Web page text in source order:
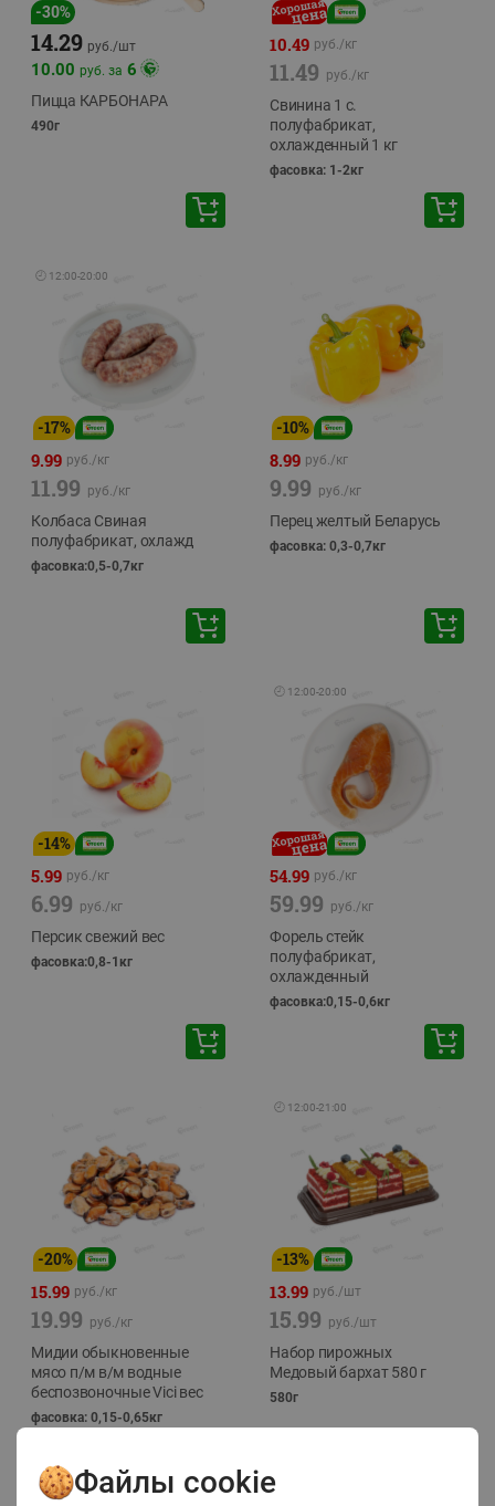
-30%
14.29 руб./шт
10.00 руб. за 6
Пицца КАРБОНАРА
490г
10.49 руб./кг
11.49 руб./кг
Свинина 1 с.
полуфабрикат,
охлажденный 1 кг
фасовка: 1-2кг
🕘 12:00-20:00
-17%
9.99 руб./кг
11.99 руб./кг
Колбаса Свиная
полуфабрикат, охлажд
фасовка:0,5-0,7кг
-10%
8.99 руб./кг
9.99 руб./кг
Перец желтый Беларусь
фасовка: 0,3-0,7кг
-14%
5.99 руб./кг
6.99 руб./кг
Персик свежий вес
фасовка:0,8-1кг
🕘 12:00-20:00
54.99 руб./кг
59.99 руб./кг
Форель стейк
полуфабрикат,
охлажденный
фасовка:0,15-0,6кг
-20%
15.99 руб./кг
19.99 руб./кг
Мидии обыкновенные
мясо п/м в/м водные
беспозвоночные Vici вес
фасовка: 0,15-0,65кг
🕘 12:00-21:00
-13%
13.99 руб./шт
15.99 руб./шт
Набор пирожных
Медовый бархат 580 г
580г
Файлы cookie